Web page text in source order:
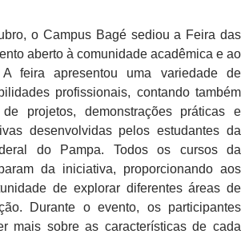
o Campus Bagé sediou a Feira das
aberto à comunidade acadêmica e ao
feira apresentou uma variedade de
profissionais, contando também
projetos, demonstrações práticas e
desenvolvidas pelos estudantes da
do Pampa. Todos os cursos da
da iniciativa, proporcionando aos
de explorar diferentes áreas de
Durante o evento, os participantes
mais sobre as características de cada